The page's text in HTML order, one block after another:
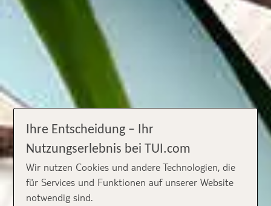
Ihre Entscheidung – Ihr
Nutzungserlebnis bei TUI.com
Wir nutzen Cookies und andere Technologien, die
für Services und Funktionen auf unserer Website
notwendig sind.